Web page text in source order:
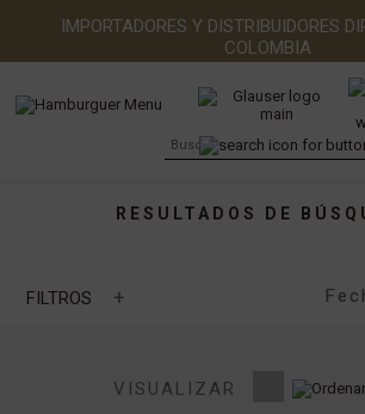
IMPORTADORES Y DISTRIBUIDORES
COLOMBIA
RESULTADOS DE
FILTROS +
VISUALIZAR